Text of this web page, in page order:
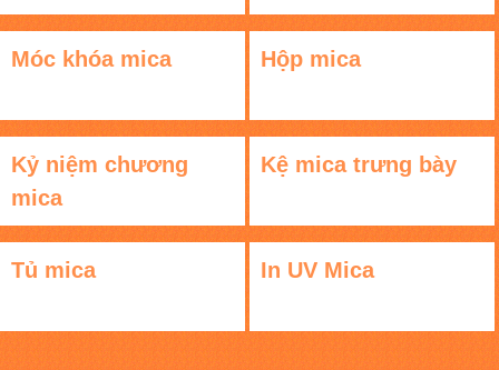
Móc khóa mica Hộp mica
Kỷ niệm chương
mica
Kệ mica trưng bày
Tủ mica In UV Mica